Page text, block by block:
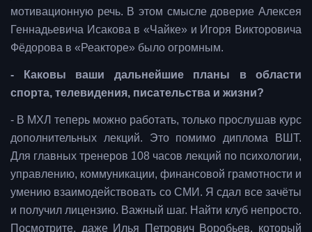
мотивационную речь. В этом смысле доверие Алексея
Геннадьевича Исакова в «Чайке» и Игоря Викторовича
Фёдорова в «Реакторе» было огромным.
- Каковы ваши дальнейшие планы в области
спорта, телевидения, писательства и жизни?
- В МХЛ теперь можно работать, только прослушав курс
дополнительных лекций. Это помимо диплома ВШТ.
Для главных тренеров 108 часов лекций по психологии,
управлению, коммуникации, финансовой грамотности и
умению взаимодействовать со СМИ. Я сдал все зачёты
и получил лицензию. Важный шаг. Найти клуб непросто.
Посмотрите, даже Илья Петрович Воробьев, который